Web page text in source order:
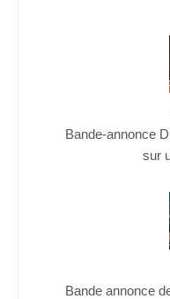
Bande-annonce
sur
Bande annonce